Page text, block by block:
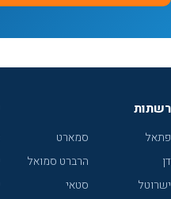
רשתות
פתאל
דן
ישרוטל
סמארט
הרברט סמואל
סטאי